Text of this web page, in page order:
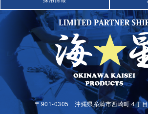
〒901-0305 沖縄県糸満市西崎町４丁